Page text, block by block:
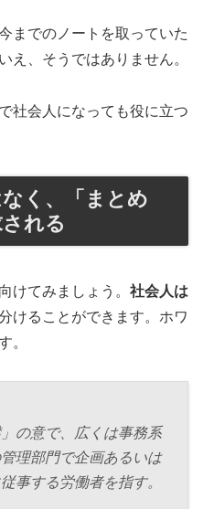
までのノートを取っていた
え、そうではありません。
社会人になっても役に立つ
く、「まとめ
れる
けてみましょう。 社会人は
けることができます。ホワ
。
の意で、広くは事務系
理部門で企画あるいは
事する労働者を指す。